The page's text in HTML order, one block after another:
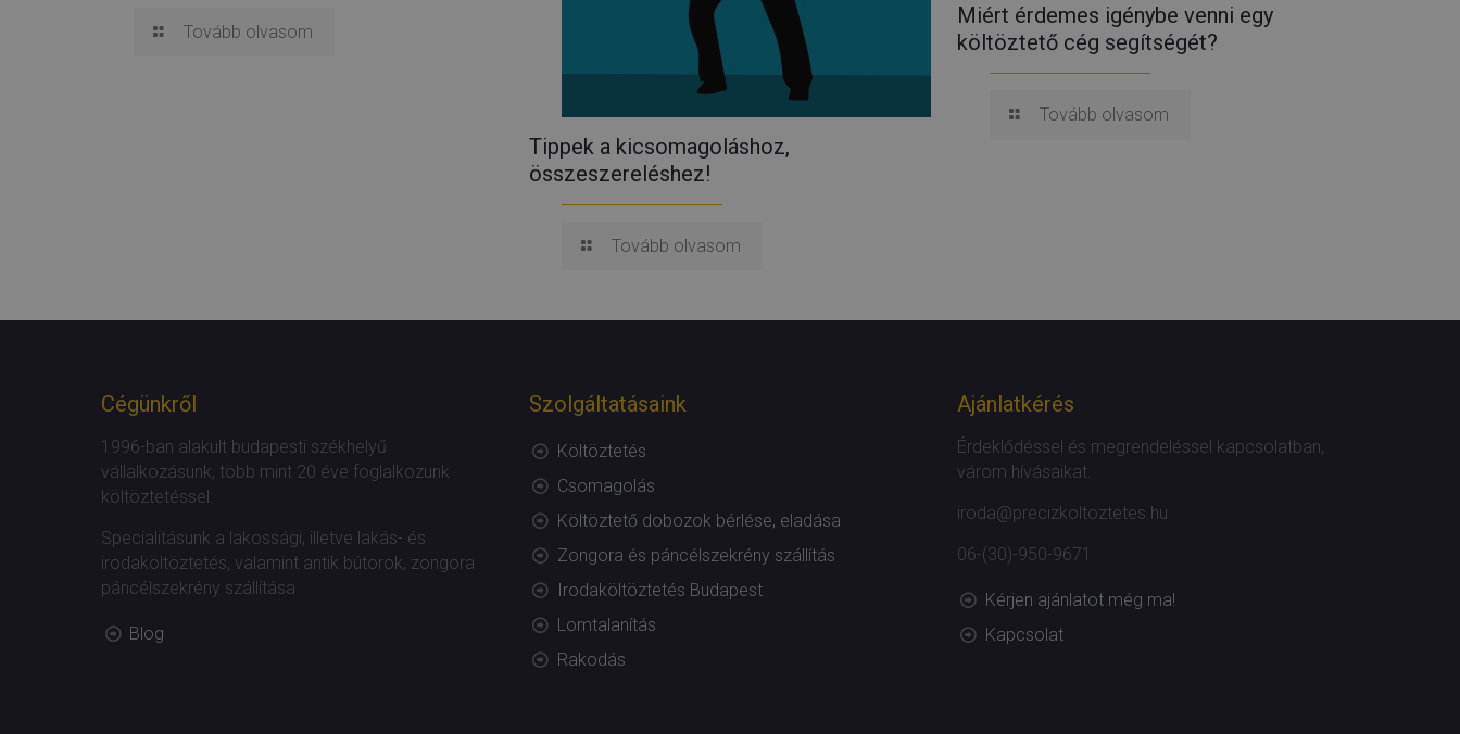
Tovább olvasom
Tippek a kicsomagoláshoz,
összeszereléshez!
Tovább olvasom
Miért érdemes igénybe venni egy
költöztető cég segítségét?
Tovább olvasom
Cégünkről
1996-ban alakult budapesti székhelyű
vállalkozásunk, több mint 20 éve foglalkozunk
költöztetéssel.
Specialitásunk a lakossági, illetve lakás- és
irodaköltöztetés, valamint antik bútorok, zongora
páncélszekrény szállítása
Blog
Szolgáltatásaink
Költöztetés
Csomagolás
Költöztető dobozok bérlése, eladása
Zongora és páncélszekrény szállítás
Irodaköltöztetés Budapest
Lomtalanítás
Rakodás
Ajánlatkérés
Érdeklődéssel és megrendeléssel kapcsolatban,
várom hívásaikat.
iroda@precizkoltoztetes.hu
06-(30)-950-9671
Kérjen ajánlatot még ma!
Kapcsolat